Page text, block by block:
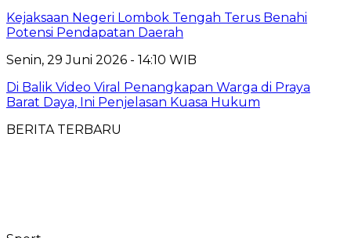
Kejaksaan Negeri Lombok Tengah Terus Benahi
Potensi Pendapatan Daerah
Senin, 29 Juni 2026 - 14:10 WIB
Di Balik Video Viral Penangkapan Warga di Praya
Barat Daya, Ini Penjelasan Kuasa Hukum
BERITA TERBARU